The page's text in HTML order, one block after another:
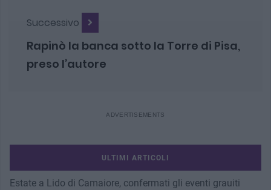
Successivo
Rapinò la banca sotto la Torre di Pisa,
preso l’autore
ULTIMI ARTICOLI
Estate a Lido di Camaiore, confermati gli eventi grauiti